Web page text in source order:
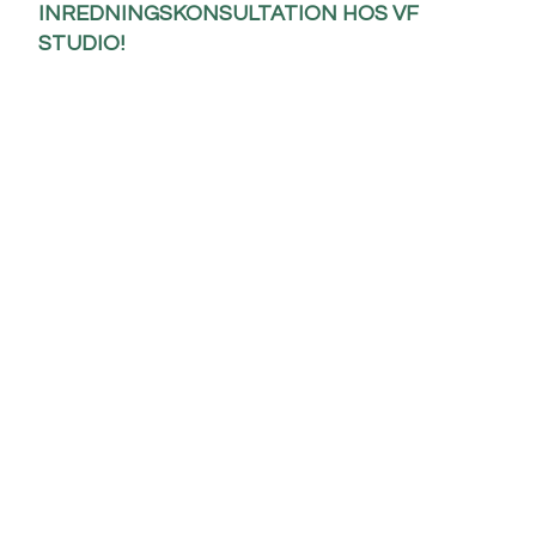
INREDNINGSKONSULTATION HOS VF
STUDIO!